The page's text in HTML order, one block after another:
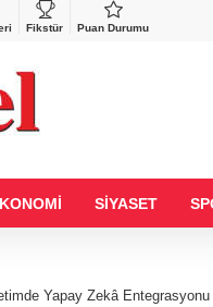
Fikstür Puan Durumu
GAU/TRY
6.469,46%-0,41
SİYASET
Yapay Zekâ